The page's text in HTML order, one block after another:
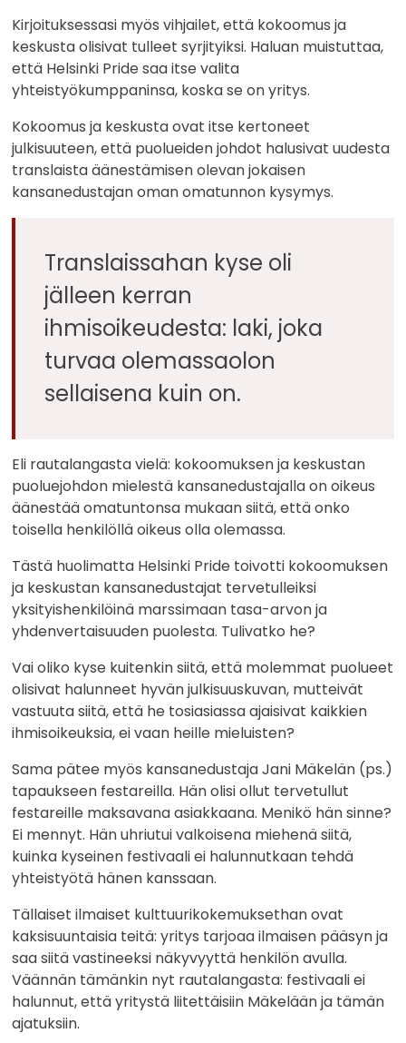
Kirjoituksessasi myös vihjailet, että kokoomus ja
keskusta olisivat tulleet syrjityiksi. Haluan muistuttaa,
että Helsinki Pride saa itse valita
yhteistyökumppaninsa, koska se on yritys.
Kokoomus ja keskusta ovat itse kertoneet
julkisuuteen, että puolueiden johdot halusivat uudesta
translaista äänestämisen olevan jokaisen
kansanedustajan oman omatunnon kysymys.
Translaissahan kyse oli
jälleen kerran
ihmisoikeudesta: laki, joka
turvaa olemassaolon
sellaisena kuin on.
Eli rautalangasta vielä: kokoomuksen ja keskustan
puoluejohdon mielestä kansanedustajalla on oikeus
äänestää omatuntonsa mukaan siitä, että onko
toisella henkilöllä oikeus olla olemassa.
Tästä huolimatta Helsinki Pride toivotti kokoomuksen
ja keskustan kansanedustajat tervetulleiksi
yksityishenkilöinä marssimaan tasa-arvon ja
yhdenvertaisuuden puolesta. Tulivatko he?
Vai oliko kyse kuitenkin siitä, että molemmat puolueet
olisivat halunneet hyvän julkisuuskuvan, mutteivät
vastuuta siitä, että he tosiasiassa ajaisivat kaikkien
ihmisoikeuksia, ei vaan heille mieluisten?
Sama pätee myös kansanedustaja Jani Mäkelän (ps.)
tapaukseen festareilla. Hän olisi ollut tervetullut
festareille maksavana asiakkaana. Menikö hän sinne?
Ei mennyt. Hän uhriutui valkoisena miehenä siitä,
kuinka kyseinen festivaali ei halunnutkaan tehdä
yhteistyötä hänen kanssaan.
Tällaiset ilmaiset kulttuurikokemuksethan ovat
kaksisuuntaisia teitä: yritys tarjoaa ilmaisen pääsyn ja
saa siitä vastineeksi näkyvyyttä henkilön avulla.
Väännän tämänkin nyt rautalangasta: festivaali ei
halunnut, että yritystä liitettäisiin Mäkelään ja tämän
ajatuksiin.